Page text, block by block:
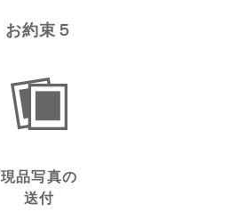
お約束５
現品写真の
送付